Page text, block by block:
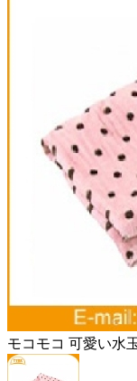
モコモコ 可愛い水